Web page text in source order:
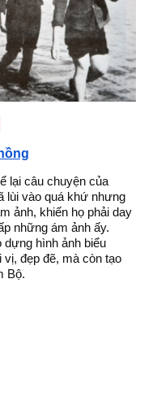
lại câu chuyện của
lùi vào quá khứ nhưng
ảnh, khiến họ phải day
những ám ảnh ấy.
hình ảnh biểu
vị, đẹp đẽ, mà còn tạo
Bộ.